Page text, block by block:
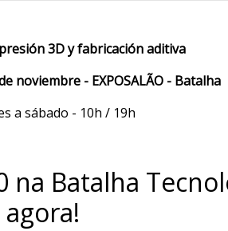
3D y fabricación aditiva
noviembre - EXPOSALÃO - Batalha
a sábado - 10h / 19h
Batalha